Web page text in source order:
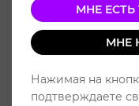
МНЕ
МНЕ
Нажимая на
подтверждаете